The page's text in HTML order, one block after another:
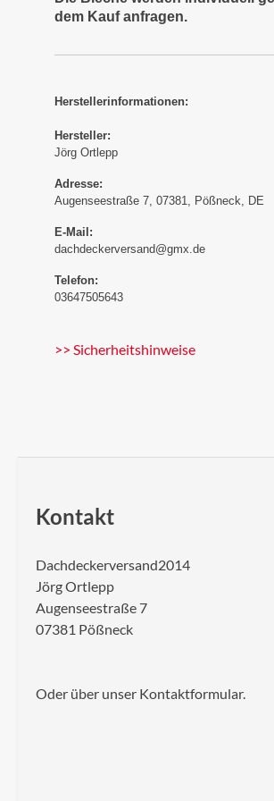
dem Kauf anfragen.
Herstellerinformationen:
Hersteller:
Jörg Ortlepp
Adresse:
Augenseestraße 7, 07381, Pößneck, DE
E-Mail:
dachdeckerversand@gmx.de
Telefon:
03647505643
>> Sicherheitshinweise
Kontakt
Dachdeckerversand2014
Jörg Ortlepp
Augenseestraße 7
07381 Pößneck
Oder über unser Kontaktformular.